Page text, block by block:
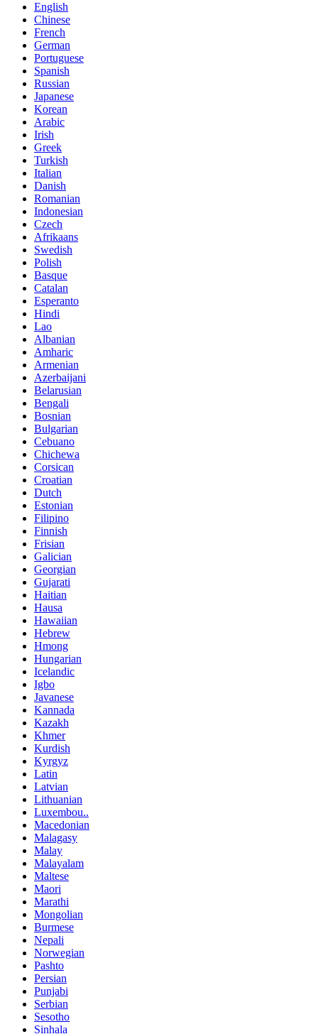
English
Chinese
French
German
Portuguese
Spanish
Russian
Japanese
Korean
Arabic
Irish
Greek
Turkish
Italian
Danish
Romanian
Indonesian
Czech
Afrikaans
Swedish
Polish
Basque
Catalan
Esperanto
Hindi
Lao
Albanian
Amharic
Armenian
Azerbaijani
Belarusian
Bengali
Bosnian
Bulgarian
Cebuano
Chichewa
Corsican
Croatian
Dutch
Estonian
Filipino
Finnish
Frisian
Galician
Georgian
Gujarati
Haitian
Hausa
Hawaiian
Hebrew
Hmong
Hungarian
Icelandic
Igbo
Javanese
Kannada
Kazakh
Khmer
Kurdish
Kyrgyz
Latin
Latvian
Lithuanian
Luxembou..
Macedonian
Malagasy
Malay
Malayalam
Maltese
Maori
Marathi
Mongolian
Burmese
Nepali
Norwegian
Pashto
Persian
Punjabi
Serbian
Sesotho
Sinhala